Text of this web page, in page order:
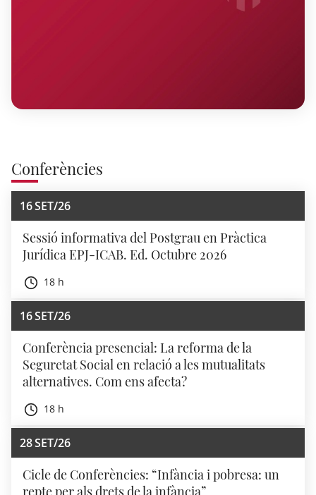
Conferències
16SET/26
Sessió informativa del Postgrau en Pràctica
Jurídica EPJ-ICAB. Ed. Octubre 2026
18 h
16SET/26
Conferència presencial: La reforma de la
Seguretat Social en relació a les mutualitats
alternatives. Com ens afecta?
18 h
28SET/26
Cicle de Conferències: “Infància i pobresa: un
repte per als drets de la infància”